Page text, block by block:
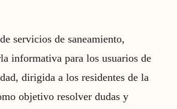
servicios de saneamiento,
informativa para los usuarios de
dirigida a los residentes de la
objetivo resolver dudas y